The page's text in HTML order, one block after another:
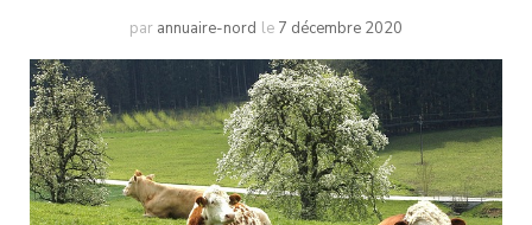
par annuaire-nord le 7 décembre 2020